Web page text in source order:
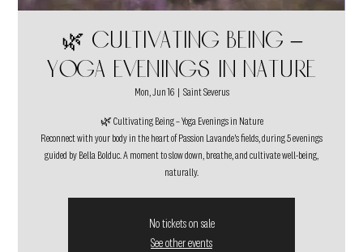
🌿 Cultivating Being –
Yoga Evenings in Nature
Mon, Jun 16
  |
Saint Severus
🌿 Cultivating Being – Yoga Evenings in Nature
Reconnect with your body in the heart of Passion Lavande's fields, during 5 evenings
guided by Bella Bolduc. A moment to slow down, breathe, and cultivate well-being,
naturally.
No tickets on sale
See other events